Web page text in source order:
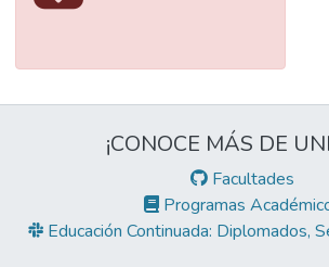
¡CONOCE MÁS DE
Facultades
Programas
Educación Continuada: Diplomados,